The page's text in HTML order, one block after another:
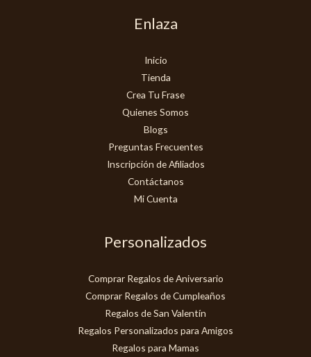
Enlaza
Inicio
Tienda
Crea Tu Frase
Quienes Somos
Blogs
Preguntas Frecuentes
Inscripción de Afiliados
Contáctanos
Mi Cuenta
Personalizados
Comprar Regalos de Aniversario
Comprar Regalos de Cumpleaños
Regalos de San Valentín
Regalos Personalizados para Amigos
Regalos para Mamas